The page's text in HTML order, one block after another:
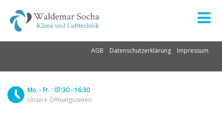
Impressum
Datenschutzerklärung
AGB
Mo. - Fr. : 07:30 - 16:30
Unsere Öffnungszeiten